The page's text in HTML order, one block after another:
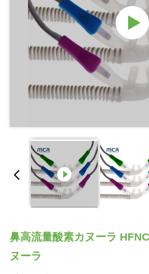
鼻高流量酸素カヌーラ
ヌーラ